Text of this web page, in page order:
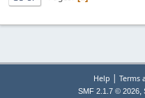
Help | Terms
SMF 2.1.7 © 2026,